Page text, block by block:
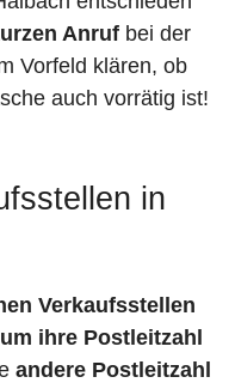
Anruf bei der
Vorfeld klären, ob
auch vorrätig ist!
in
Verkaufsstellen
ihre Postleitzahl
andere Postleitzahl